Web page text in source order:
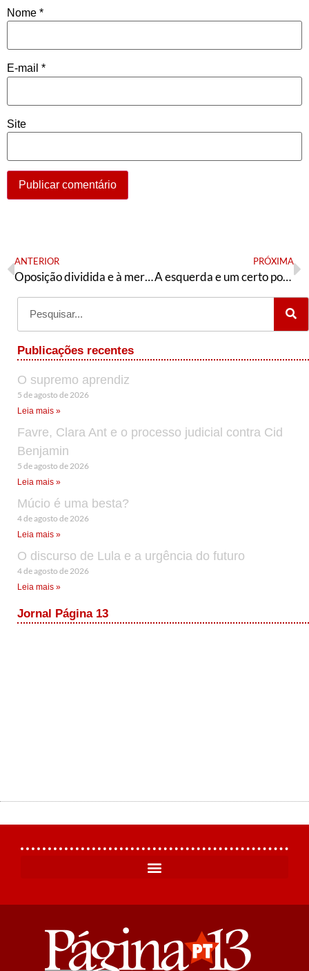
Nome *
E-mail *
Site
ANTERIOR
Oposição dividida e à mercê de personalidades
PRÓXIMA
A esquerda e um certo populismo
Publicações recentes
O supremo aprendiz
5 de agosto de 2026
Leia mais »
Favre, Clara Ant e o processo judicial contra Cid
Benjamin
5 de agosto de 2026
Leia mais »
Múcio é uma besta?
4 de agosto de 2026
Leia mais »
O discurso de Lula e a urgência do futuro
4 de agosto de 2026
Leia mais »
Jornal Página 13